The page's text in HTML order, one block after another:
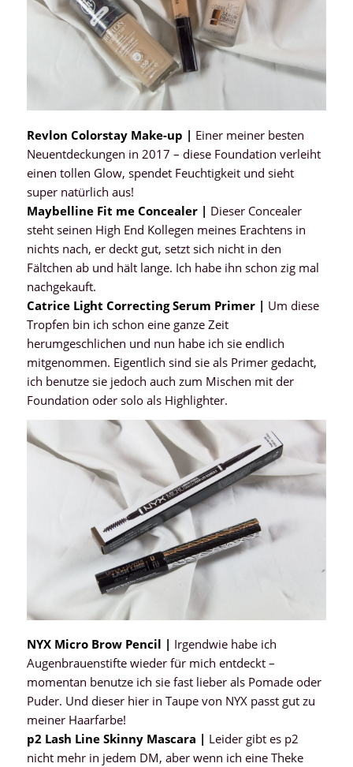
Revlon Colorstay Make-up | Einer meiner besten
Neuentdeckungen in 2017 – diese Foundation verleiht
einen tollen Glow, spendet Feuchtigkeit und sieht
super natürlich aus!
Maybelline Fit me Concealer | Dieser Concealer
steht seinen High End Kollegen meines Erachtens in
nichts nach, er deckt gut, setzt sich nicht in den
Fältchen ab und hält lange. Ich habe ihn schon zig mal
nachgekauft.
Catrice Light Correcting Serum Primer | Um diese
Tropfen bin ich schon eine ganze Zeit
herumgeschlichen und nun habe ich sie endlich
mitgenommen. Eigentlich sind sie als Primer gedacht,
ich benutze sie jedoch auch zum Mischen mit der
Foundation oder solo als Highlighter.
NYX Micro Brow Pencil | Irgendwie habe ich
Augenbrauenstifte wieder für mich entdeckt –
momentan benutze ich sie fast lieber als Pomade oder
Puder. Und dieser hier in Taupe von NYX passt gut zu
meiner Haarfarbe!
p2 Lash Line Skinny Mascara | Leider gibt es p2
nicht mehr in jedem DM, aber wenn ich eine Theke